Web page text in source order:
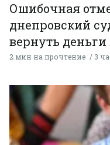
Ошибочная
днепровский
вернуть
2 мин на прочтение 3